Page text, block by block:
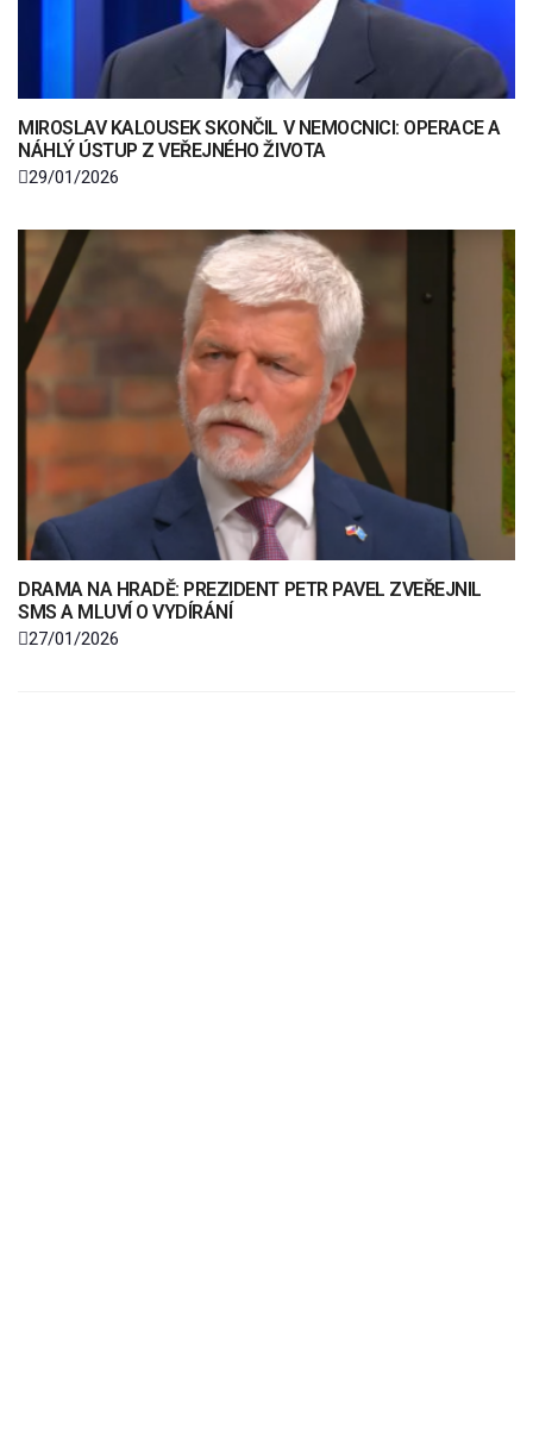
MIROSLAV KALOUSEK SKONČIL V NEMOCNICI: OPERACE A
NÁHLÝ ÚSTUP Z VEŘEJNÉHO ŽIVOTA
29/01/2026
DRAMA NA HRADĚ: PREZIDENT PETR PAVEL ZVEŘEJNIL
SMS A MLUVÍ O VYDÍRÁNÍ
27/01/2026